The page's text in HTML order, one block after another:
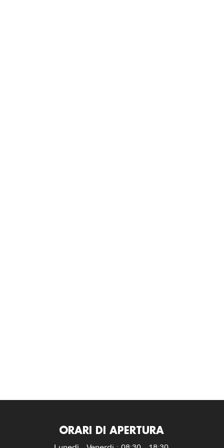
ORARI DI APERTURA